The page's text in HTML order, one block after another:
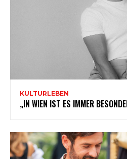
KULTURLEBEN
„IN WIEN IST ES IMMER